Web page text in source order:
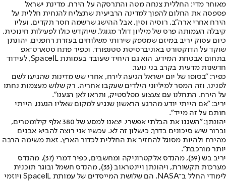
מאוחר מדי: החללית צנחה מטה והתרסקה על הירח. מדינת ישראל
פספסה את החלום להפוך למדינה הרביעית שתצליח להנחית חללית על
הירח אחרי ארה"ב, רוסיה וסין, אבל ההישג שרשמה חסר תקדים, ועליו
קיבלה העמותה פרס של מיליון דולר מגוגל, שיוקדש כולו לפעילות חינוכית.
כיום עסוק יריב במיזם שמספק שירותי משלוחים בעזרת רחפנים, יהונתן
שוקד על הדוקטורט באוניברסיטת סטנפורד, וכפיר פתח סטארט־אפ
בתחום אבטחת המידע. הוא גם היחיד שעובד בעמותת SpaceIL, לעידוד
חדשנות מדעית בקרב בני נוער.
כפיר: "בסופו של יום ישראל הגיעה לירח, אחרי שש מדינות שהגיעו לשם
לפנינו, וזה המסר למיליוני הילדים שעקבו אחריה. רק שלוש מעצמות נחתו
על הירח. התחלנו עם צעצוע מפלסטיק, ותראו לאן הגענו".
יריב: "אם הייתי יודע מהרגע הראשון שנגיע למקום שאליו הגענו, הייתי
חותם על זה מייד".
יהונתן: "השגנו את הבלתי אפשרי. יצאנו למסע של 380 אלף קילומטרים,
וברור שיש סיכונים בדרך. כישלון זה לא. עכשיו אני רוצה להביא אבנים
מהירח ולהיות מסוגל להחזיר את החללית לכדור הארץ. זאת משימה הרבה
יותר מורכבת".
יריב בש (39), מהנדס אלקטרוניקה ומחשבים, כפיר דמרי (37), מהנדס
מערכות תקשורת, ויהונתן ויינטראוב (33), מהנדס חשמל ובוגר תוכנית
לימודי החלל ב־NASA, הם שלושת המייסדים של עמותת SpaceIL ויוזמי